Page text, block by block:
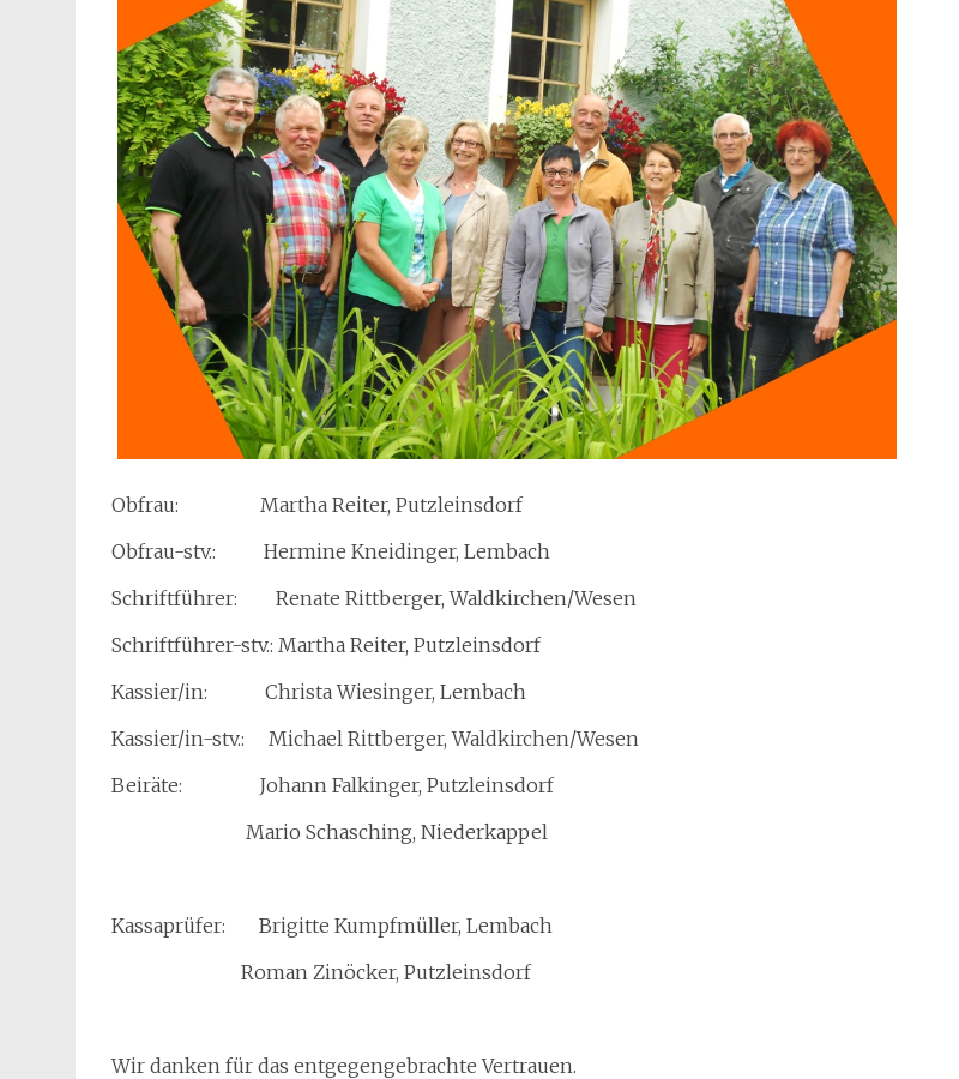
Obfrau: Martha Reiter, Putzleinsdorf
Obfrau-stv.: Hermine Kneidinger, Lembach
Schriftführer: Renate Rittberger, Waldkirchen/Wesen
Schriftführer-stv.: Martha Reiter, Putzleinsdorf
Kassier/in: Christa Wiesinger, Lembach
Kassier/in-stv.: Michael Rittberger, Waldkirchen/Wesen
Beiräte: Johann Falkinger, Putzleinsdorf
Mario Schasching, Niederkappel
Kassaprüfer: Brigitte Kumpfmüller, Lembach
Roman Zinöcker, Putzleinsdorf
Wir danken für das entgegengebrachte Vertrauen.